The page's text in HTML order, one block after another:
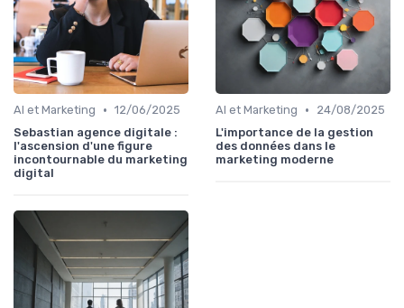
AI et Marketing • 12/06/2025
Sebastian agence digitale :
l'ascension d'une figure
incontournable du marketing
digital
AI et Marketing •
24/08/2025
L'importance de la gestion
des données dans le
marketing moderne